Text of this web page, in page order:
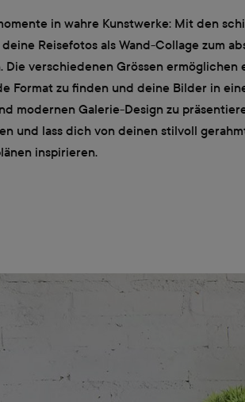
in wahre Kunstwerke: Mit den
Reisefotos als Wand-Collage zum
Die verschiedenen Grössen ermöglichen
Format zu finden und deine Bilder in
modernen Galerie-Design zu
und lass dich von deinen stilvoll
inspirieren.